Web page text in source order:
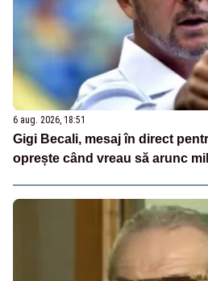
6 aug. 2026, 18:51
Gigi Becali, mesaj în direct
oprește când vreau să arunc